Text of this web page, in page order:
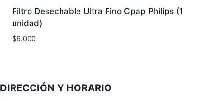
Filtro Desechable Ultra Fino Cpap Philips (1
unidad)
$6.000
DIRECCIÓN Y HORARIO